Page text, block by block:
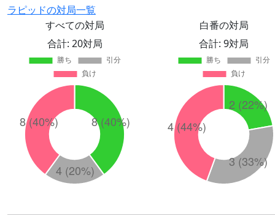
ラピッドの対局一覧
すべての対局
合計: 20対局
白番の対局
合計: 9対局